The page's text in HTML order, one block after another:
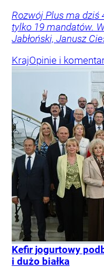
Rozwój Plus ma dziś
tylko 19 mandatów.
Jabłoński, Janusz
KrajOpinie i
Kefir jogurtowy
i dużo białka